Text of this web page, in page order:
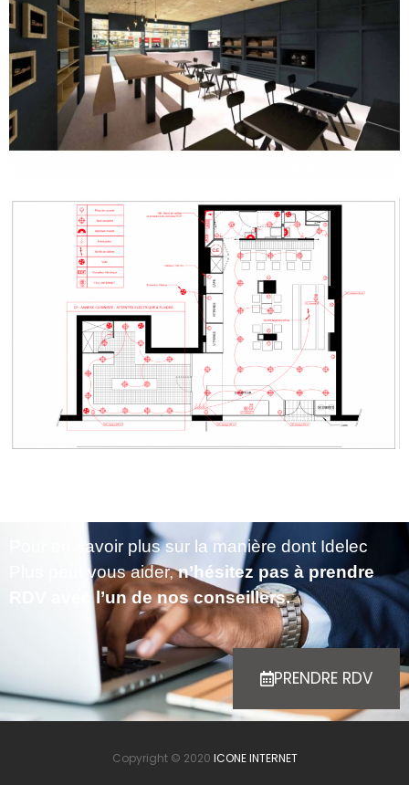
Pour en savoir plus sur la manière dont Idelec
Plus peut vous aider,n’hésitez pas à prendre
RDV avec l’un de nos conseillers.
PRENDRE RDV
Copyright © 2020 ICONE INTERNET